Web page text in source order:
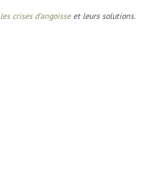
les crises d’angoisseet leurs solutions.